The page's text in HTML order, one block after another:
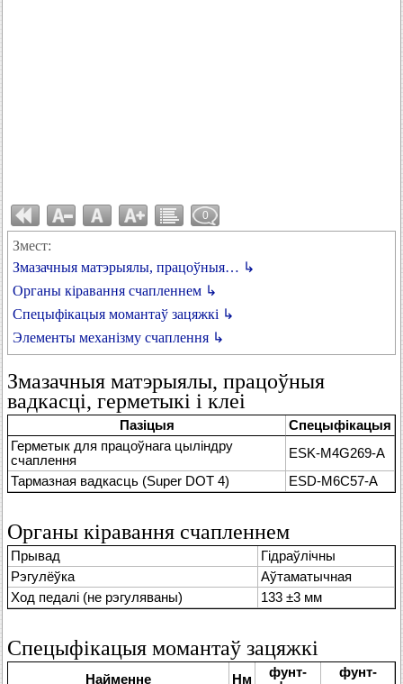
0
Змест:
Змазачныя матэрыялы, працоўныя… ↳
Органы кіравання счапленнем ↳
Спецыфікацыя момантаў зацяжкі ↳
Элементы механізму счаплення ↳
Змазачныя матэрыялы, працоўныя
вадкасці, герметыкі і клеі
Пазіцыя
Спецыфікацыя
Герметык для працоўнага цыліндру
счаплення
ESK-M4G269-A
Тармазная вадкасць (Super DOT 4)
ESD-M6C57-A
Органы кіравання счапленнем
Прывад
Гідраўлічны
Рэгулёўка
Аўтаматычная
Ход педалі (не рэгуляваны)
133 ±3 мм
Спецыфікацыя момантаў зацяжкі
Найменне Нм
фунт-
фунт-